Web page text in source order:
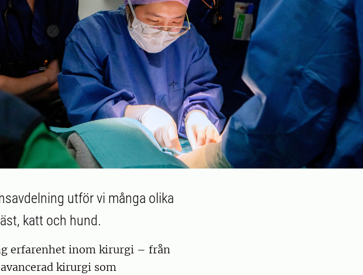
utför vi många olika
katt och hund.
erfarenhet inom kirurgi – från
kirurgi som